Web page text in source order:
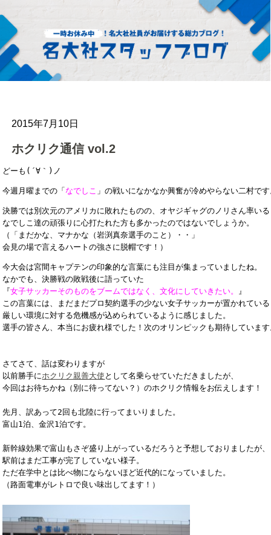
2015年7月10日
ホクリク通信 vol.2
どーも(´∀｀)ノ
今週月曜までの「なでしこ 」の戦いになかなか興奮が冷めやらない二村で
決勝では別次元のアメリカに敗れたものの、オヤジギャグのノリさん率いる
なでしこ達の頑張りに心打たれた方も多かったのではないでしょうか。
（「まだかな、マナかな（岩渕真奈選手のこと）・・」
会見の場で言えるハートの強さに脱帽です！）
今大会は宮間キャプテンの印象的な言葉にも注目が集まっていましたね。
なかでも、決勝戦の敗戦後に語っていた
『女子サッカーそのものをブームではなく、文化にしていきたい。 』
この言葉には、まだまだプロ契約選手の少ない女子サッカーが置かれている
厳しい環境に対する危機感が込められているように感じました。
選手の皆さん、本当にお疲れ様でした！次のオリンピックも期待していま
さてさて、話は変わりますが
以前勝手にホクリク親善大使 として名乗らせていただきましたが、
今回はお待ちかね（別に待ってない？）のホクリク情報をお伝えします！
先月、訳あって2回も北陸に行ってまいりました。
富山1泊、金沢1泊です。
新幹線効果で富山もさぞ盛り上がっているだろうと予想しておりましたが、
駅前はまだ工事が完了していない様子。
ただ在学中とは比べ物にならないほど近代的になっていました。
（路面電車がレトロで良い味出してます！）